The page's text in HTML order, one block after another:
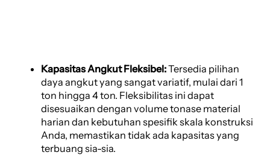
Kapasitas Angkut Fleksibel:Tersedia pilihan
daya angkut yang sangat variatif, mulai dari 1
ton hingga 4 ton. Fleksibilitas ini dapat
disesuaikan dengan volume tonase material
harian dan kebutuhan spesifik skala konstruksi
Anda, memastikan tidak ada kapasitas yang
terbuang sia-sia.